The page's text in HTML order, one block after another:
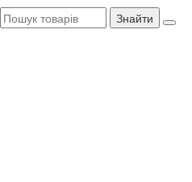
Знайти